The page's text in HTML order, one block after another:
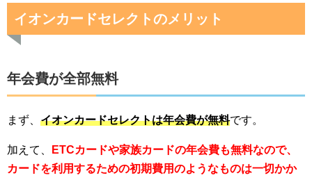
イオンカードセレクトのメリット
年会費が全部無料
まず、 イオンカードセレクトは年会費が無料です。
加えて、
ETCカードや家族カードの年会費も無料なので、
カードを利用するための初期費用のようなものは一切かか